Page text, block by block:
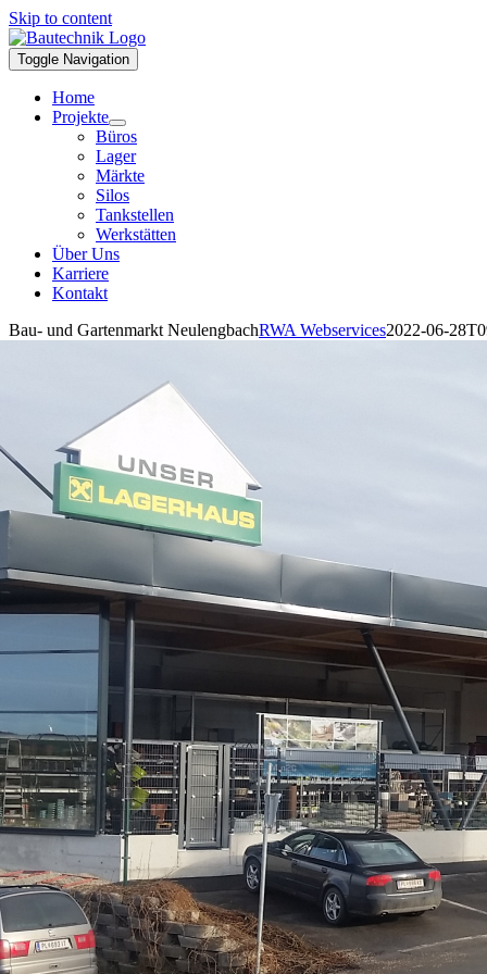
Skip to content
Toggle Navigation
Home
Projekte
Büros
Lager
Märkte
Silos
Tankstellen
Werkstätten
Über Uns
Karriere
Kontakt
Bau- und Gartenmarkt NeulengbachRWA Webservices2022-06-